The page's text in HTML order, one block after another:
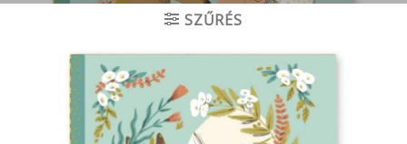
SZŰRÉS